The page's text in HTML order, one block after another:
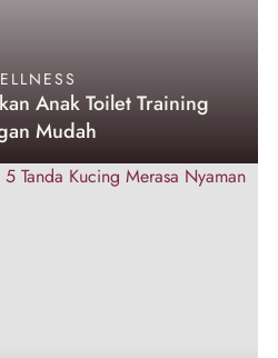
Anak Toilet Training
Mudah